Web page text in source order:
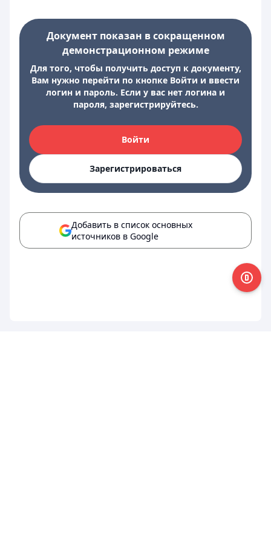
Документ показан в сокращенном
демонстрационном режиме
Для того, чтобы получить доступ к документу,
Вам нужно перейти по кнопке Войти и ввести
логин и пароль. Если у вас нет логина и
пароля, зарегистрируйтесь.
Войти
Зарегистрироваться
Добавить в список основных
источников в Google